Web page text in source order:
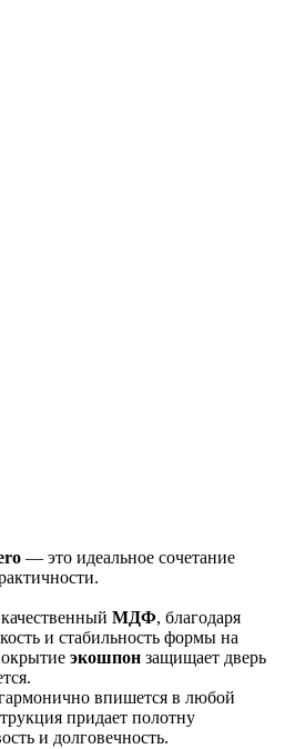
— это идеальное сочетание
МДФ, благодаря
и стабильность формы на
экошпон защищает дверь
впишется в любой
придает полотну
и долговечность.